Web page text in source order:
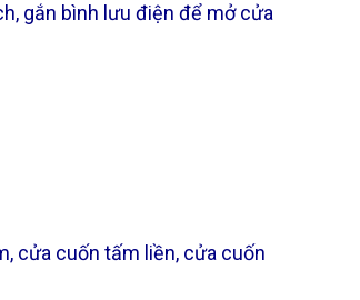
gắn bình lưu điện để mở cửa
cửa cuốn tấm liền, cửa cuốn